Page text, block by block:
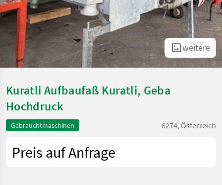
weitere
Kuratli Aufbaufaß Kuratli, Geba
Hochdruck
Gebrauchtmaschinen 6274, Österreich
Preis auf Anfrage